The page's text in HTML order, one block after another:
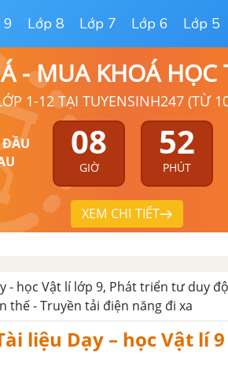
9 Lớp 8 Lớp 7 Lớp 6 Lớp 5
- MUA KHOÁ HỌC
1-12 TẠI TUYENSINH247 (TỪ
ĐẦU
08
GIỜ
52
PHÚT
XEM CHI TIẾT
- học Vật lí lớp 9, Phát triển tư duy
thế - Truyền tải điện năng đi xa
liệu Dạy – học Vật lí